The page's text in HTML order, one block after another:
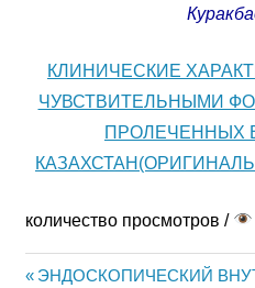
КЛИНИЧЕСКИЕ
ЧУВСТВИТЕЛЬНЫМИ
ПРОЛЕЧЕННЫХ
количество просмотров /
Previous
ЭНДОСКОПИЧЕСКИЙ